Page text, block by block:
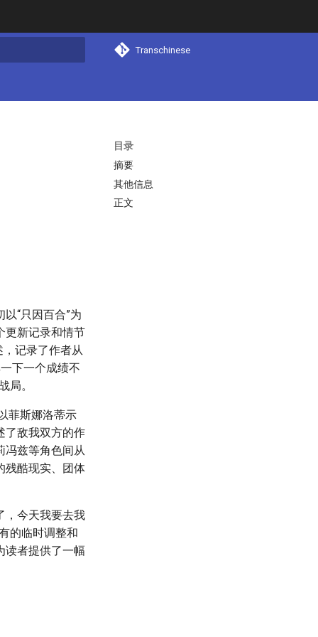
Transchinese
目录
摘要
其他信息
正文
“只因百合”为
更新记录和情节
记录了作者从
下一个成绩不
局。
菲斯娜洛蒂示
了敌我双方的作
冯兹等角色间从
残酷现实、团体
，今天我要去我
的临时调整和
读者提供了一幅